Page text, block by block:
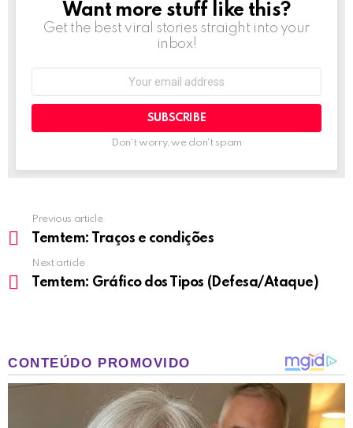
NEWSLETTER
Want more stuff like this?
Get the best viral stories straight into your
inbox!
Don't worry, we don't spam
more
Previous article
Temtem: Traços e condições
Next article
Temtem: Gráfico dos Tipos (Defesa/Ataque)